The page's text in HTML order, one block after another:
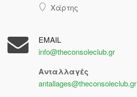
Χάρτης
EMAIL
info@theconsoleclub.gr
Ανταλλαγές
antallages@theconsoleclub.gr